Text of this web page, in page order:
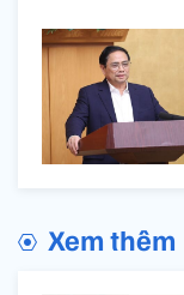
Xem thêm